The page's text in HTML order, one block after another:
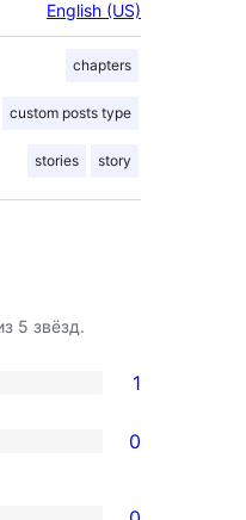
English (US)
chapters
custom posts type
stories story
5 звёзд.
1
0